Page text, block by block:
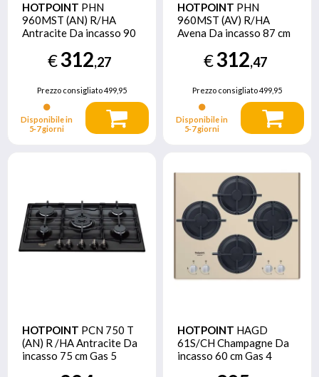
HOTPOINT PHN
960MST (AN) R/HA
Antracite Da incasso 90
€312,27
Prezzo consigliato499,95
Disponibile in
5‑7 giorni
HOTPOINT PHN
960MST (AV) R/HA
Avena Da incasso 87 cm
€312,47
Prezzo consigliato499,95
Disponibile in
5‑7 giorni
HOTPOINT PCN 750 T
(AN) R /HA Antracite Da
incasso 75 cm Gas 5
HOTPOINT HAGD
61S/CH Champagne Da
incasso 60 cm Gas 4